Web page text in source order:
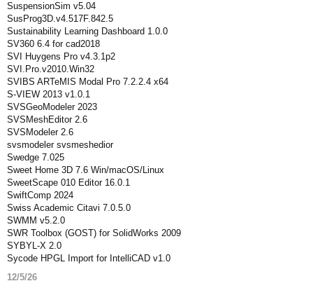
SuspensionSim v5.04
SusProg3D.v4.517F.842.5
Sustainability Learning Dashboard 1.0.0
SV360 6.4 for cad2018
SVI Huygens Pro v4.3.1p2
SVI.Pro.v2010.Win32
SVIBS ARTeMIS Modal Pro 7.2.2.4 x64
S-VIEW 2013 v1.0.1
SVSGeoModeler 2023
SVSMeshEditor 2.6
SVSModeler 2.6
svsmodeler svsmeshedior
Swedge 7.025
Sweet Home 3D 7.6 Win/macOS/Linux
SweetScape 010 Editor 16.0.1
SwiftComp 2024
Swiss Academic Citavi 7.0.5.0
SWMM v5.2.0
SWR Toolbox (GOST) for SolidWorks 2009
SYBYL-X 2.0
Sycode HPGL Import for IntelliCAD v1.0
12/5/26